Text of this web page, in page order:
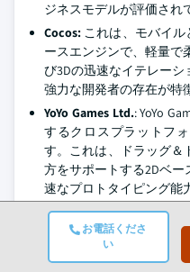
お電話くださ
い
ジネスモデルが評価され
Cocos: これは、モバイル
ースエンジンで、軽量で
び3Dの迅速なイテレー
強力な開発者の存在が特
YoYo Games Ltd.: YoYo
するクロスプラットフ
す。これは、ドラッグ＆
方をサポートする2Dベ
速なプロトタイピング能
Construct (Scirra Ltd.):
きる2Dゲームエンジン
開できるゲームを開発
さとインターフェースに